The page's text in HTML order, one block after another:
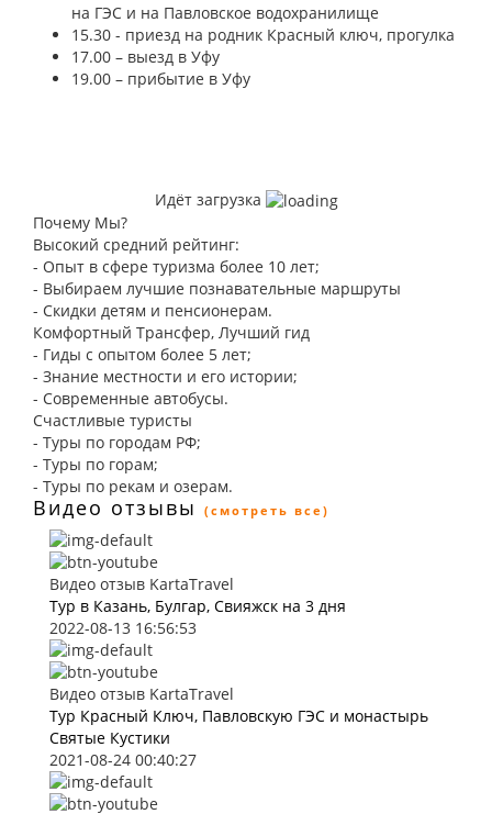
на ГЭС и на Павловское водохранилище
15.30 - приезд на родник Красный ключ, прогулка
17.00 – выезд в Уфу
19.00 – прибытие в Уфу
Идёт загрузка
Почему Мы?
Высокий средний рейтинг:
- Опыт в сфере туризма более 10 лет;
- Выбираем лучшие познавательные маршруты
- Скидки детям и пенсионерам.
Комфортный Трансфер, Лучший гид
- Гиды с опытом более 5 лет;
- Знание местности и его истории;
- Современные автобусы.
Счастливые туристы
- Туры по городам РФ;
- Туры по горам;
- Туры по рекам и озерам.
Видео отзывы (смотреть все)
Видео отзыв KartaTravel
Тур в Казань, Булгар, Свияжск на 3 дня
2022-08-13 16:56:53
Видео отзыв KartaTravel
Тур Красный Ключ, Павловскую ГЭС и монастырь
Святые Кустики
2021-08-24 00:40:27